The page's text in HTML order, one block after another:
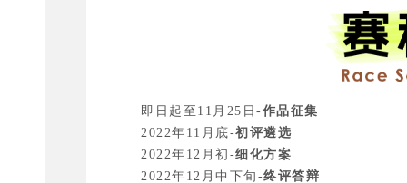
即日起至11月25日-作品征集
2022年11月底-初评遴选
2022年12月初-细化方案
2022年12月中下旬-终评答辩